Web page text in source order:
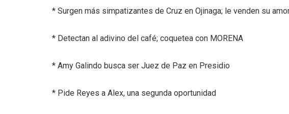
* Surgen más simpatizantes de Cruz en Ojinaga; le venden su
* Detectan al adivino del café; coquetea con MORENA
* Amy Galindo busca ser Juez de Paz en Presidio
* Pide Reyes a Alex, una segunda oportunidad